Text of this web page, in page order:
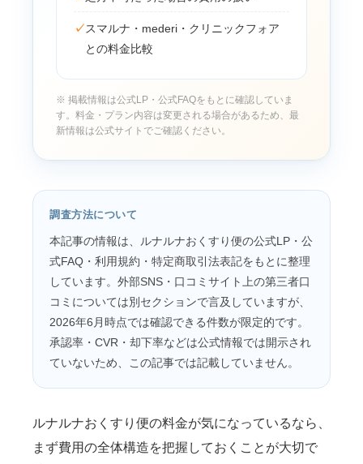
✓スマルナ・mederi・クリニックフォア
との料金比較
※ 掲載情報は公式LP・公式FAQをもとに確認していま
す。料金・プラン内容は変更される場合があるため、最
新情報は公式サイトでご確認ください。
調査方法について
本記事の情報は、ルナルナおくすり便の公式LP・公
式FAQ・利用規約・特定商取引法表記をもとに整理
しています。外部SNS・口コミサイト上の第三者口
コミについては別セクションで言及していますが、
2026年6月時点では確認できる件数が限定的です。
承認率・CVR・却下率などは公式情報では開示され
ていないため、この記事では記載していません。
ルナルナおくすり便の料金が気になっているなら、
まず費用の全体構造を把握しておくことが大切で